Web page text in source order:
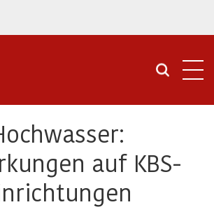
auf KBS-